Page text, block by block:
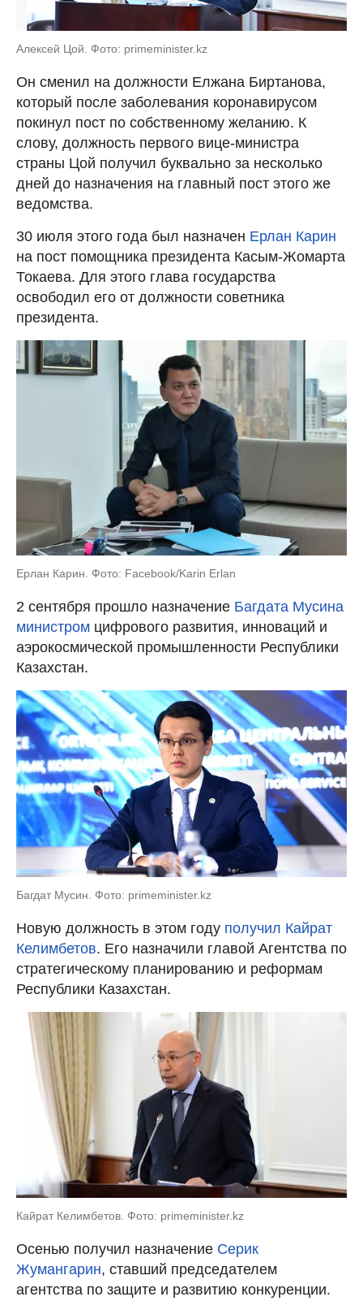
Алексей Цой. Фото: primeminister.kz
Он сменил на должности Елжана Биртанова,
который после заболевания коронавирусом
покинул пост по собственному желанию. К
слову, должность первого вице-министра
страны Цой получил буквально за несколько
дней до назначения на главный пост этого же
ведомства.
30 июля этого года был назначен Ерлан Карин
на пост помощника президента Касым-Жомарта
Токаева. Для этого глава государства
освободил его от должности советника
президента.
Ерлан Карин. Фото: Facebook/Karin Erlan
2 сентября прошло назначение Багдата Мусина
министром цифрового развития, инноваций и
аэрокосмической промышленности Республики
Казахстан.
Багдат Мусин. Фото: primeminister.kz
Новую должность в этом году получил Кайрат
Келимбетов. Его назначили главой Агентства по
стратегическому планированию и реформам
Республики Казахстан.
Кайрат Келимбетов. Фото: primeminister.kz
Осенью получил назначение Серик
Жумангарин, ставший председателем
агентства по защите и развитию конкуренции.